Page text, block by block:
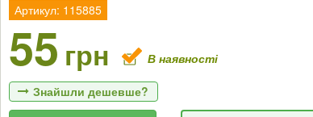
Артикул: 115885
55 грн В наявності
Знайшли дешевше?